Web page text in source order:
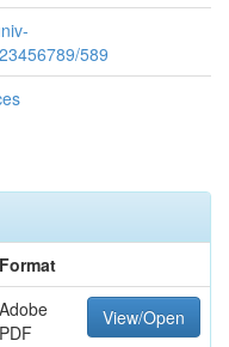
589
Format
Adobe
PDF
View/Open